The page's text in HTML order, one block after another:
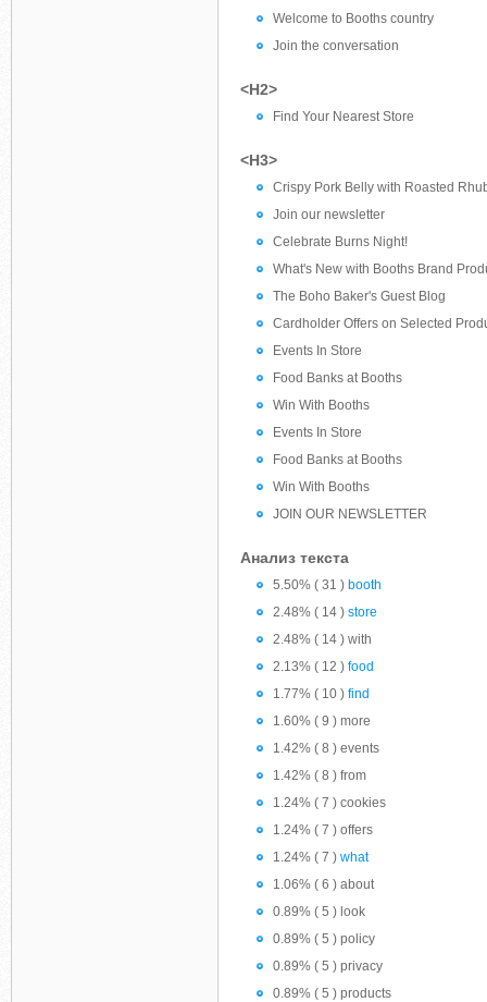
Welcome to Booths country
Join the conversation
<H2>
Find Your Nearest Store
<H3>
Crispy Pork Belly with Roasted
Join our newsletter
Celebrate Burns Night!
What's New with Booths Brand
The Boho Baker's Guest Blog
Cardholder Offers on Selected
Events In Store
Food Banks at Booths
Win With Booths
Events In Store
Food Banks at Booths
Win With Booths
JOIN OUR NEWSLETTER
Анализ текста
5.50% ( 31 ) booth
2.48% ( 14 ) store
2.48% ( 14 ) with
2.13% ( 12 ) food
1.77% ( 10 ) find
1.60% ( 9 ) more
1.42% ( 8 ) events
1.42% ( 8 ) from
1.24% ( 7 ) cookies
1.24% ( 7 ) offers
1.24% ( 7 ) what
1.06% ( 6 ) about
0.89% ( 5 ) look
0.89% ( 5 ) policy
0.89% ( 5 ) privacy
0.89% ( 5 ) products